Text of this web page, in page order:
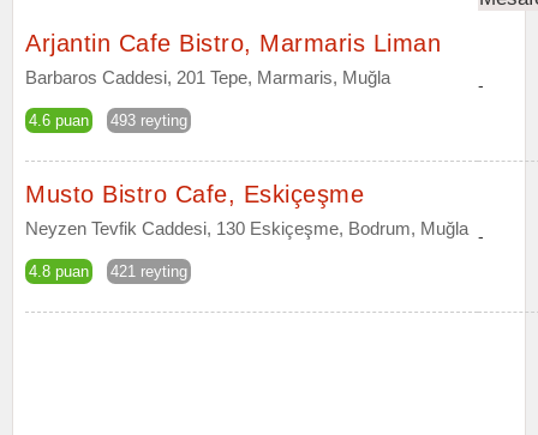
Arjantin Cafe Bistro, Marmaris Liman
Barbaros Caddesi, 201 Tepe, Marmaris, Muğla
4.6 puan 493 reyting
-
Musto Bistro Cafe, Eskiçeşme
Neyzen Tevfik Caddesi, 130 Eskiçeşme, Bodrum, Muğla
4.8 puan 421 reyting
-